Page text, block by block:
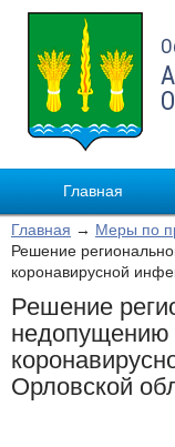
Главная
Главная → Меры по
Решение
коронавирусной
Решение
недопущению
Орловской